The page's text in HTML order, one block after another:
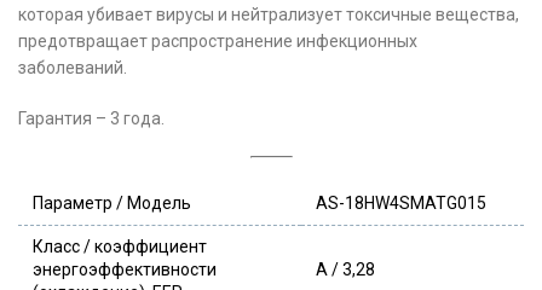
которая убивает вирусы и нейтрализует токсичные вещества,
предотвращает распространение инфекционных
заболеваний.
Гарантия – 3 года.
Параметр / Модель AS-18HW4SMATG015
Класс / коэффициент
энергоэффективности
А / 3,28